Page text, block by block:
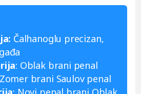
Čalhanoglu precizan,
: Oblak brani penal
brani Saulov penal